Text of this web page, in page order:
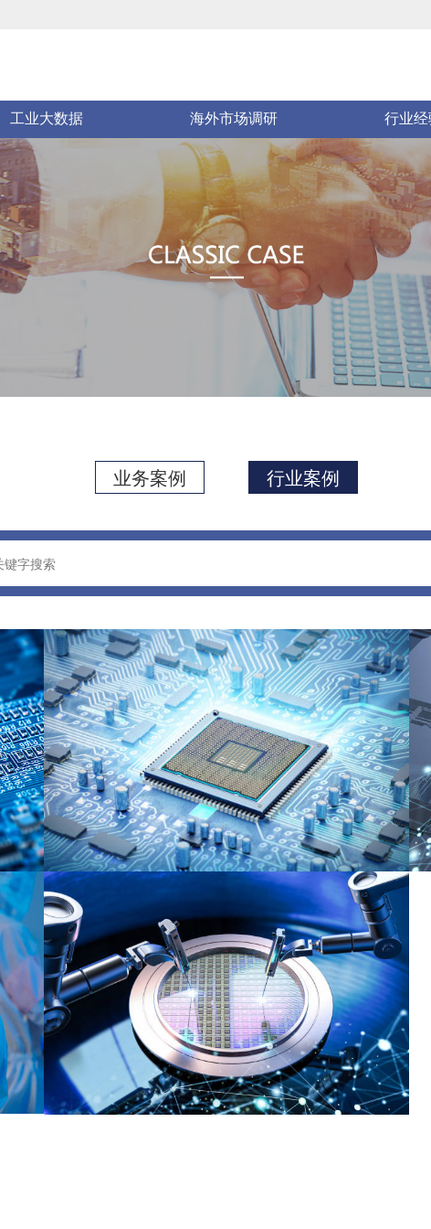
工业大数据 海外市场调研 行业
业务案例 行业案例